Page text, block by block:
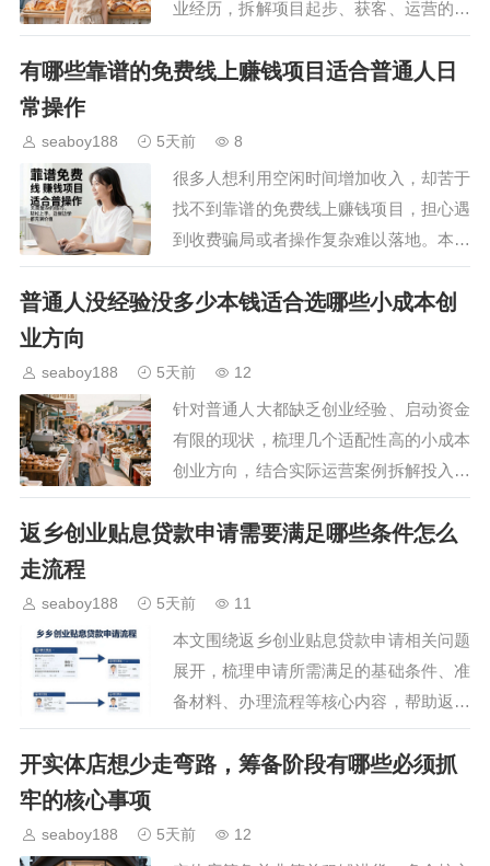
业经历，拆解项目起步、获客、运营的全
流程细节，给出可直接参考的落地建议，
帮想要低成本创业的人避开常见陷阱，找
有哪些靠谱的免费线上赚钱项目适合普通人日
常操作
seaboy188 5天前 8
很多人想利用空闲时间增加收入，却苦于
找不到靠谱的免费线上赚钱项目，担心遇
到收费骗局或者操作复杂难以落地。本文
整理了几个普通人就能上手的正规免费线
上赚钱项目，详细说明操作逻辑和注意事
普通人没经验没多少本钱适合选哪些小成本创
业方向
seaboy188 5天前 12
针对普通人大都缺乏创业经验、启动资金
有限的现状，梳理几个适配性高的小成本
创业方向，结合实际运营案例拆解投入成
本、适配人群和盈利逻辑，帮大家避开常
见创业陷阱，找到匹配自身条件的创业路
返乡创业贴息贷款申请需要满足哪些条件怎么
走流程
seaboy188 5天前 11
本文围绕返乡创业贴息贷款申请相关问题
展开，梳理申请所需满足的基础条件、准
备材料、办理流程等核心内容，帮助返乡
创业群体清晰了解政策要求，减少申请过
程中的弯路，顺利拿到贴息贷款支持创业
开实体店想少走弯路，筹备阶段有哪些必须抓
牢的核心事项
seaboy188 5天前 12